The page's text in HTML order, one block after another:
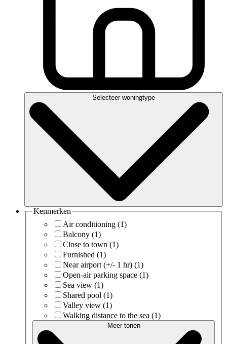
Selecteer woningtype
Kenmerken
Air conditioning (1)
Balcony (1)
Close to town (1)
Furnished (1)
Near airport (+/- 1 hr) (1)
Open-air parking space (1)
Sea view (1)
Shared pool (1)
Valley view (1)
Walking distance to the sea (1)
Meer tonen